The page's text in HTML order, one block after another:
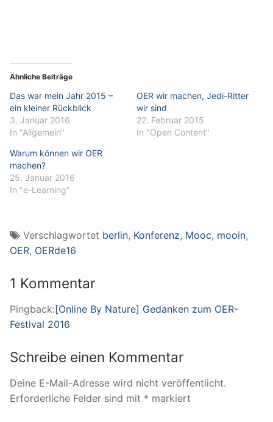
Ähnliche Beiträge
Das war mein Jahr 2015 –
ein kleiner Rückblick
3. Januar 2016
In "Allgemein"
OER wir machen, Jedi-Ritter
wir sind
22. Februar 2015
In "Open Content"
Warum können wir OER
machen?
25. Januar 2016
In "e-Learning"
Verschlagwortet berlin, Konferenz, Mooc, mooin,
OER, OERde16
1 Kommentar
Pingback:[Online By Nature] Gedanken zum OER-
Festival 2016
Schreibe einen Kommentar
Deine E-Mail-Adresse wird nicht veröffentlicht.
Erforderliche Felder sind mit * markiert